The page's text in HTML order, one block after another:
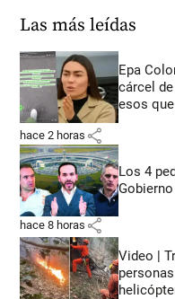
Las más leídas
Epa
cárcel
esos
hace 2 horas share
Los 4
hace 8 horas share
Video |